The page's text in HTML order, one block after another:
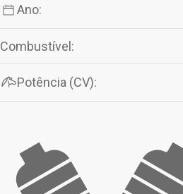
Ano:
Combustível:
Potência (CV):